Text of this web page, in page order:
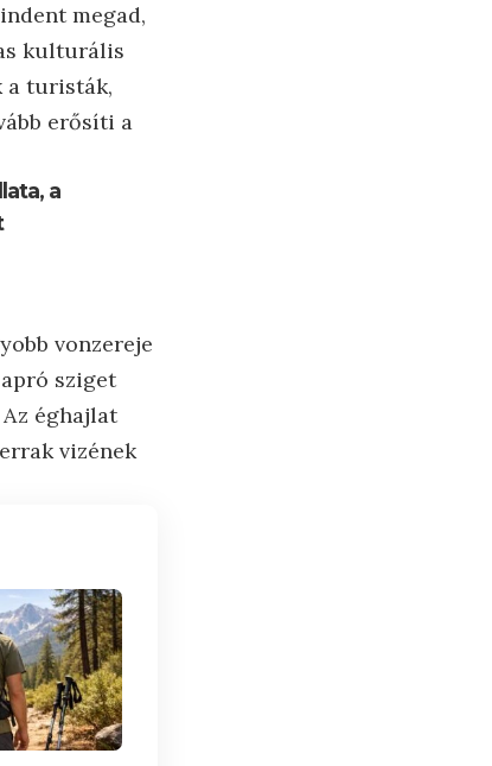
megad,
kulturális
a turisták,
erősíti a
a
vonzereje
sziget
éghajlat
vizének